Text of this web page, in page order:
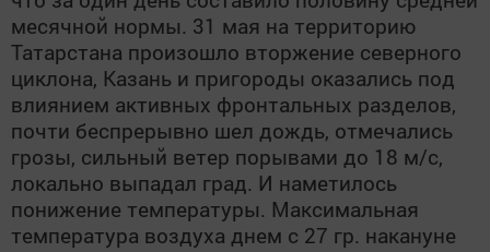
месячной нормы. 31 мая на территорию
Татарстана произошло вторжение северного
циклона, Казань и пригороды оказались под
влиянием активных фронтальных разделов,
почти беспрерывно шел дождь, отмечались
грозы, сильный ветер порывами до 18 м/с,
локально выпадал град. И наметилось
понижение температуры. Максимальная
температура воздуха днем с 27 гр. накануне